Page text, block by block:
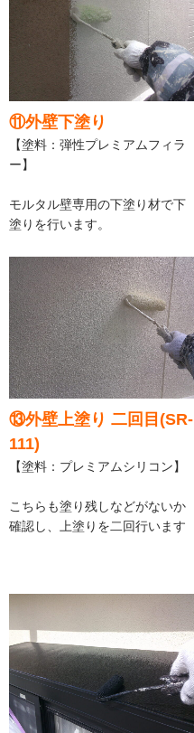
⑪外壁下塗り
【塗料：弾性プレミアムフィラ
ー】
モルタル壁専用の下塗り材で下
塗りを行います。
⑬外壁上塗り 二回目(SR-
111)
【塗料：プレミアムシリコン】
こちらも塗り残しなどがないか
確認し、上塗りを二回行います